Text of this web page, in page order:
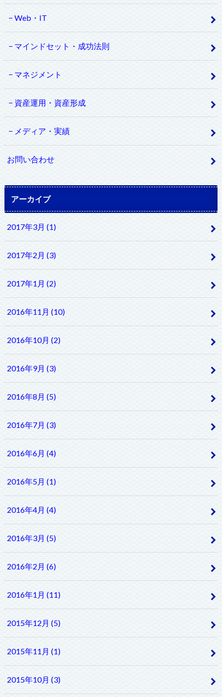
Web・IT
マインドセット・成功法則
マネジメント
資産運用・資産形成
メディア・実績
お問い合わせ
アーカイブ
2017年3月 (1)
2017年2月 (3)
2017年1月 (2)
2016年11月 (10)
2016年10月 (2)
2016年9月 (3)
2016年8月 (5)
2016年7月 (3)
2016年6月 (4)
2016年5月 (1)
2016年4月 (4)
2016年3月 (5)
2016年2月 (6)
2016年1月 (11)
2015年12月 (5)
2015年11月 (1)
2015年10月 (3)